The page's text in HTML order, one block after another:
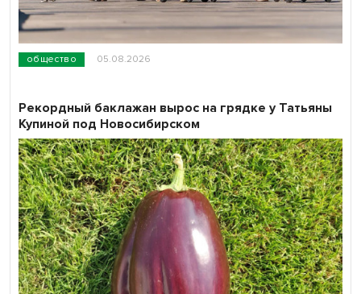
общество 05.08.2026
Рекордный баклажан вырос на грядке у Татьяны
Купиной под Новосибирском